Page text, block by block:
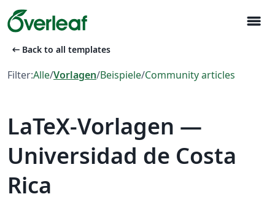
menu
arrow_left_alt Back to all templates
Filter:Alle/Vorlagen/Beispiele/Community articles
LaTeX-Vorlagen —
Universidad de Costa
Rica